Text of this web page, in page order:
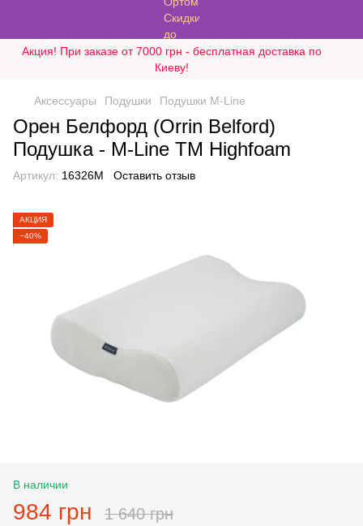
Акция! При заказе от 7000 грн - бесплатная доставка по
Киеву!
Аксессуары Подушки Подушки M-Line
Орен Белфорд (Orrin Belford)
Подушка - M-Line ТМ Highfoam
Артикул: 16326M Оставить отзыв
АКЦИЯ
−40%
В наличии
984 грн 1 640 грн